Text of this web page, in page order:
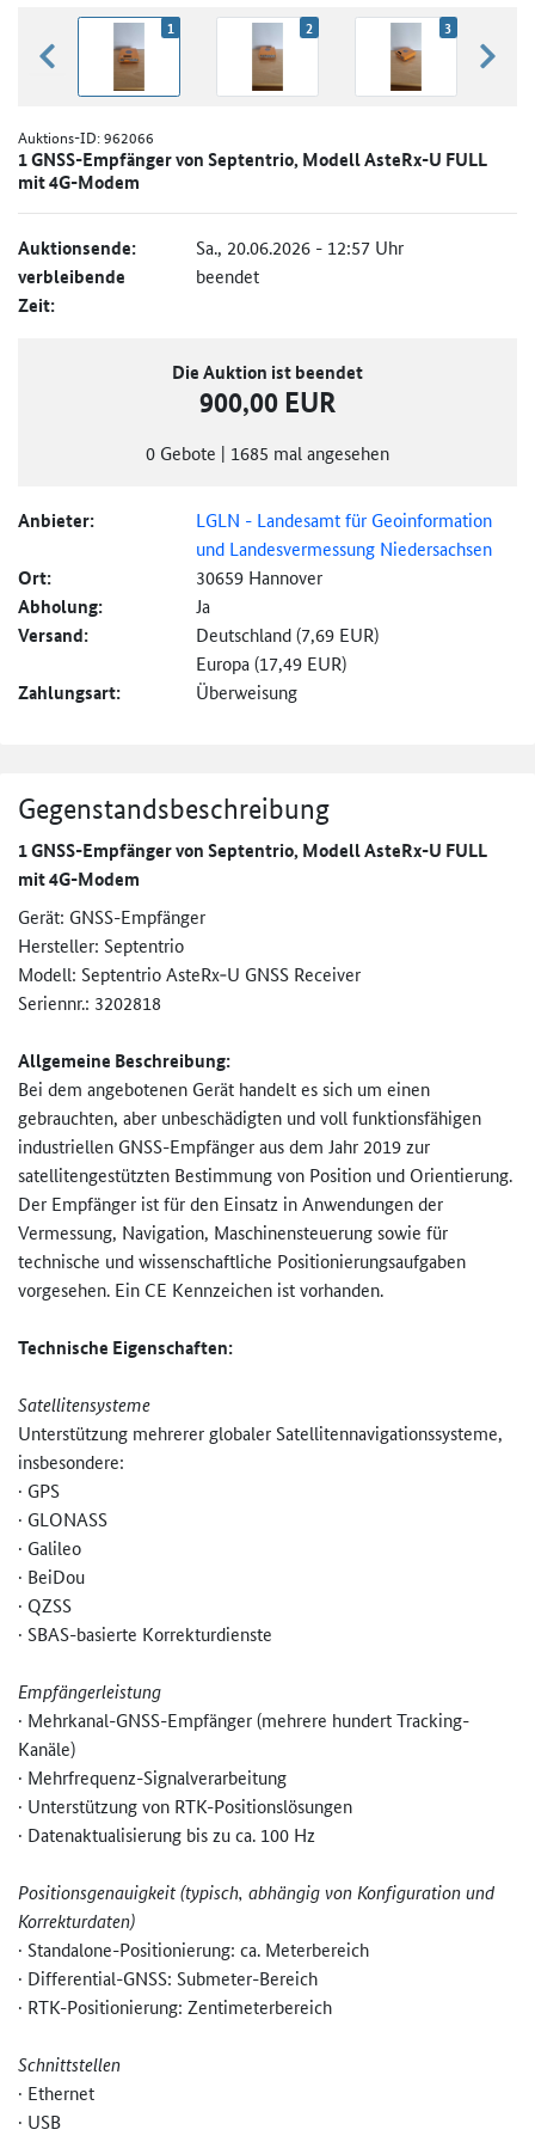
zurück blättern
1 2 3
Auktions-ID:962066
1 GNSS-Empfänger von Septentrio, Modell AsteRx-U FULL
mit 4G-Modem
Auktionsende: Sa., 20.06.2026 - 12:57 Uhr
verbleibende
Zeit:
beendet
Die Auktion ist beendet
900,00 EUR
0 Gebote | 1685 mal angesehen
Anbieter:
LGLN - Landesamt für Geoinformation
und Landesvermessung Niedersachsen
Ort: 30659 Hannover
Abholung: Ja
Versand:
Deutschland (7,69 EUR)
Europa (17,49 EUR)
Zahlungsart: Überweisung
Gegenstandsbeschreibung
1 GNSS-Empfänger von Septentrio, Modell AsteRx-U FULL
mit 4G-Modem
Gerät: GNSS-Empfänger
Hersteller: Septentrio
Modell: Septentrio AsteRx‑U GNSS Receiver
Seriennr.: 3202818
Allgemeine Beschreibung:
Bei dem angebotenen Gerät handelt es sich um einen
gebrauchten, aber unbeschädigten und voll funktionsfähigen
industriellen GNSS-Empfänger aus dem Jahr 2019 zur
satellitengestützten Bestimmung von Position und Orientierung.
Der Empfänger ist für den Einsatz in Anwendungen der
Vermessung, Navigation, Maschinensteuerung sowie für
technische und wissenschaftliche Positionierungsaufgaben
vorgesehen. Ein CE Kennzeichen ist vorhanden.
Technische Eigenschaften:
Satellitensysteme
Unterstützung mehrerer globaler Satellitennavigationssysteme,
insbesondere:
· GPS
· GLONASS
· Galileo
· BeiDou
· QZSS
· SBAS-basierte Korrekturdienste
Empfängerleistung
· Mehrkanal-GNSS-Empfänger (mehrere hundert Tracking-
Kanäle)
· Mehrfrequenz-Signalverarbeitun­g
· Unterstützung von RTK-Positionslösungen
· Datenaktualisierung bis zu ca. 100 Hz
Positionsgenauigkeit (typisch, abhängig von Konfiguration und
Korrekturdaten)
· Standalone-Positionierung: ca. Meterbereich
· Differential-GNSS: Submeter-Bereich
· RTK-Positionierung: Zentimeterbereich
Schnittstellen
· Ethernet
· USB